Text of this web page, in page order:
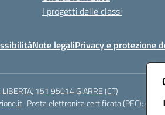
I progetti delle classi
Note legaliPrivacy e protezione
LIBERTA’, 151 95014 GIARRE (CT)
Posta elettronica certificata (PEC):